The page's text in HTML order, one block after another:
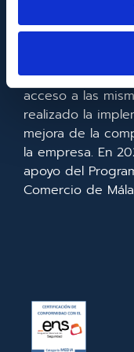
Metadata SL ha
mejorar el uso y
la información y
acceso a las
realizado la
mejora de la
la empresa. En
apoyo del
Comercio de